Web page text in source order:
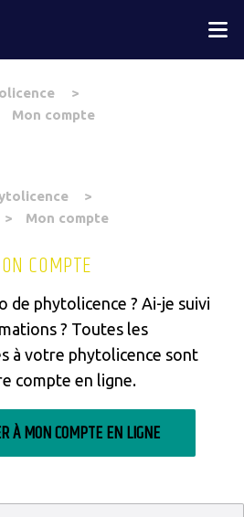
Mon compte
Mon compte
COMPTE
de phytolicence ? Ai-je suivi
? Toutes les
à votre phytolicence sont
compte en ligne.
À MON COMPTE EN LIGNE